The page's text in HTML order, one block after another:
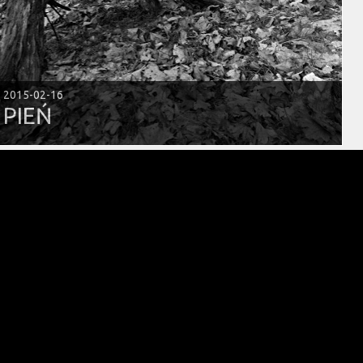
2015-02-16
PIEŃ